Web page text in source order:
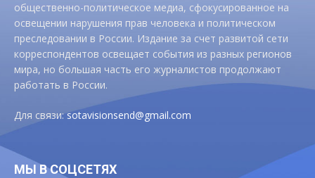
общественно-политическое медиа, сфокусированное на
освещении нарушения прав человека и политическом
преследовании в России. Издание за счет развитой сети
корреспондентов освещает события из разных регионов
мира, но большая часть его журналистов продолжают
работать в России.
Для связи:sotavisionsend@gmail.com
МЫ В СОЦСЕТЯХ